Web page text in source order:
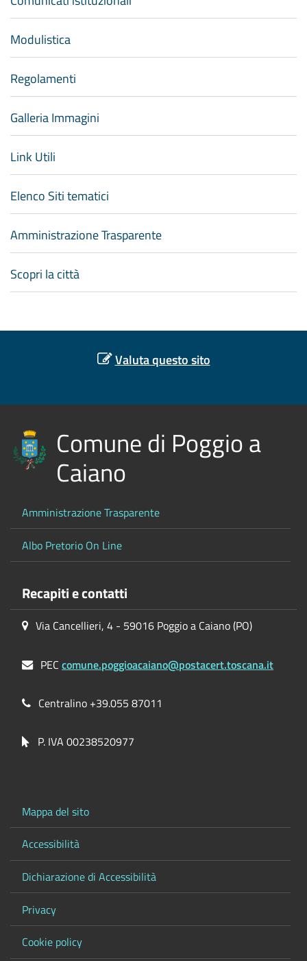
Modulistica
Regolamenti
Galleria Immagini
Link Utili
Elenco Siti tematici
Amministrazione Trasparente
Scopri la città
Valuta questo sito
Comune di Poggio a
Caiano
Amministrazione Trasparente
Albo Pretorio On Line
Recapiti e contatti
Via Cancellieri, 4 - 59016 Poggio a Caiano (PO)
PECcomune.poggioacaiano@postacert.toscana.it
Centralino +39.055 87011
P. IVA 00238520977
Mappa del sito
Accessibilità
Dichiarazione di Accessibilità
Privacy
Cookie policy